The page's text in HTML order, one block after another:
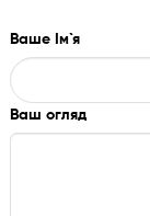
Ваше Ім`я
Ваш огляд